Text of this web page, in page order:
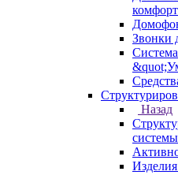
Звонки
Назад
системы